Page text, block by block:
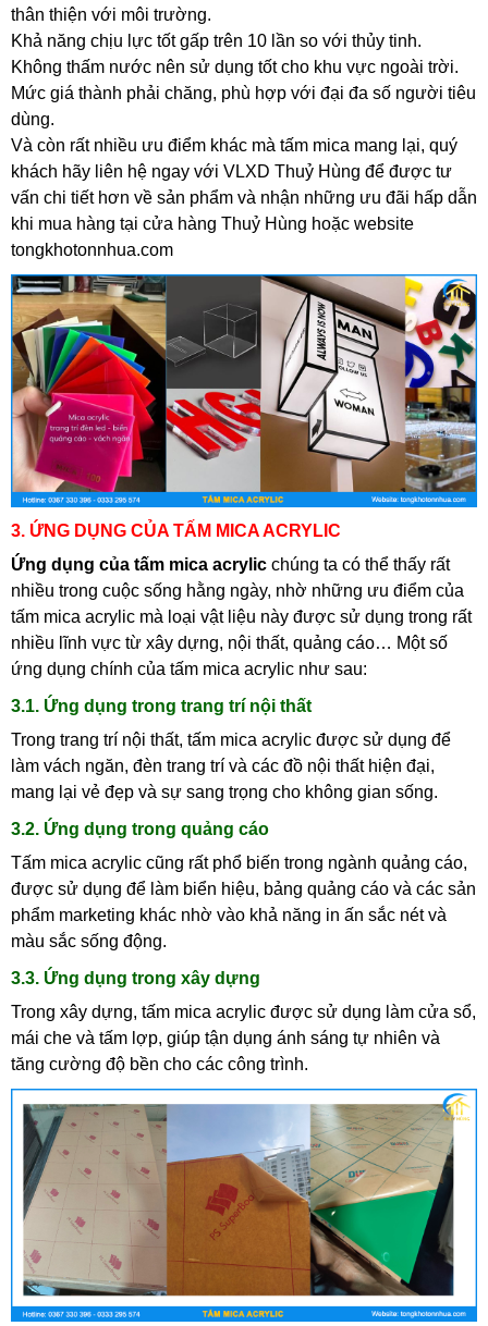
thân thiện với môi trường.
Khả năng chịu lực tốt gấp trên 10 lần so với thủy tinh.
Không thấm nước nên sử dụng tốt cho khu vực ngoài trời.
Mức giá thành phải chăng, phù hợp với đại đa số người tiêu
dùng.
Và còn rất nhiều ưu điểm khác mà tấm mica mang lại, quý
khách hãy liên hệ ngay với VLXD Thuỷ Hùng để được tư
vấn chi tiết hơn về sản phẩm và nhận những ưu đãi hấp dẫn
khi mua hàng tại cửa hàng Thuỷ Hùng hoặc website
tongkhotonnhua.com
3. ỨNG DỤNG CỦA TẤM MICA ACRYLIC
Ứng dụng của tấm mica acrylic chúng ta có thể thấy rất
nhiều trong cuộc sống hằng ngày, nhờ những ưu điểm của
tấm mica acrylic mà loại vật liệu này được sử dụng trong rất
nhiều lĩnh vực từ xây dựng, nội thất, quảng cáo… Một số
ứng dụng chính của tấm mica acrylic như sau:
3.1. Ứng dụng trong trang trí nội thất
Trong trang trí nội thất, tấm mica acrylic được sử dụng để
làm vách ngăn, đèn trang trí và các đồ nội thất hiện đại,
mang lại vẻ đẹp và sự sang trọng cho không gian sống.
3.2. Ứng dụng trong quảng cáo
Tấm mica acrylic cũng rất phổ biến trong ngành quảng cáo,
được sử dụng để làm biển hiệu, bảng quảng cáo và các sản
phẩm marketing khác nhờ vào khả năng in ấn sắc nét và
màu sắc sống động.
3.3. Ứng dụng trong xây dựng
Trong xây dựng, tấm mica acrylic được sử dụng làm cửa sổ,
mái che và tấm lợp, giúp tận dụng ánh sáng tự nhiên và
tăng cường độ bền cho các công trình.